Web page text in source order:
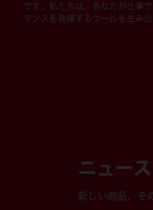
です。私たちは、あなたが仕事
マンスを発揮するツールを生み
ニュー
新しい商品、そ